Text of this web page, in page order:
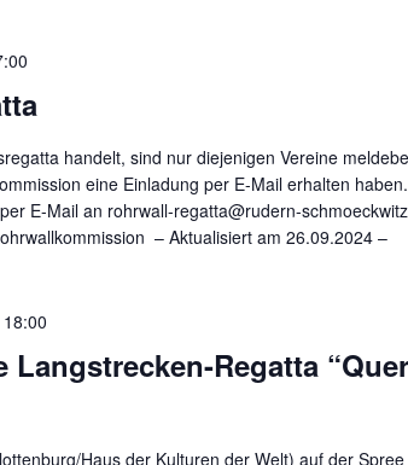
handelt, sind nur diejenigen Vereine
eine Einladung per E-Mail erhalten
E-Mail an rohrwall-regatta@rudern-
– Aktualisiert am 26.09.2024 –
Langstrecken-Regatta
18:00
Haus der Kulturen der Welt) auf der